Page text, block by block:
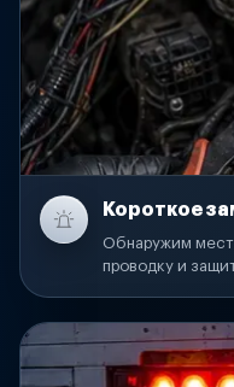
Короткое
Обнаружим
проводку и